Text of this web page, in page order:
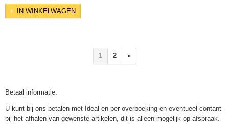
IN WINKELWAGEN
1 2 »
Betaal informatie.
U kunt bij ons betalen met Ideal en per overboeking en eventueel contant
bij het afhalen van gewenste artikelen, dit is alleen mogelijk op afspraak.